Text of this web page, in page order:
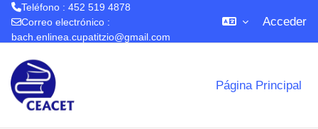
Teléfono : 452 519 4878
Correo electrónico :
bach.enlinea.cupatitzio@gmail.com
Acceder
Página Principal